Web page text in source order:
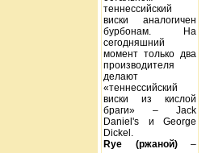
теннессийский
виски аналогичен
бурбонам. На
сегодняшний
момент только два
производителя
делают
«теннессийский
виски из кислой
браги» – Jack
Daniel's и George
Dickel.
Rye (ржаной)–